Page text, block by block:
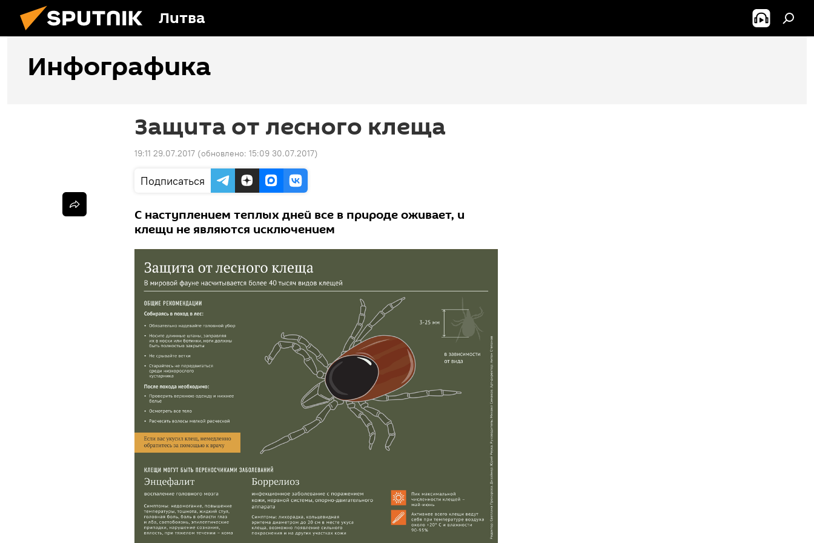
Литва
Инфографика
Защита от лесного клеща
19:11 29.07.2017 (обновлено: 15:09 30.07.2017)
Подписаться
С наступлением теплых дней все в природе оживает, и
клещи не являются исключением